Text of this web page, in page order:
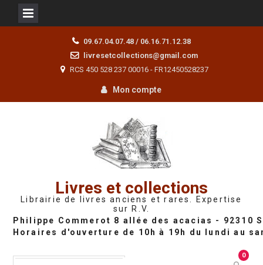
09.67.04.07.48 / 06.16.71.12.38
livresetcollections@gmail.com
RCS 450 528 237 00016 - FR12450528237
Mon compte
Livres et collections
Librairie de livres anciens et rares. Expertise
sur R.V.
0